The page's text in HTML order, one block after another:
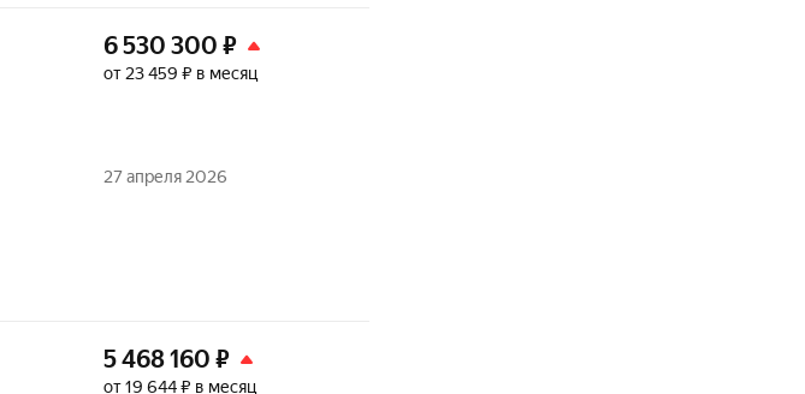
6 530 300 ₽
от 23 459 ₽ в месяц
27 апреля 2026
5 468 160 ₽
от 19 644 ₽ в месяц